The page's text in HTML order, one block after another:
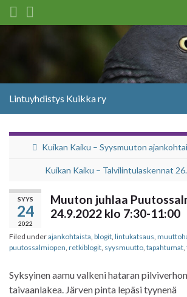
Lintuyhdistys Kuikka ry
Kuikan Kaiku – Syysmuuton
Kuikan Kaiku – Talvilintulaskennat
SYYS
24
2022
Muuton juhlaa
24.9.2022 klo 7:30-11:00
Filed underajankohtaista blogit lintukatsaus
puutossalmiopen retkiblogit syysmuutto tapahtumat
Syksyinen aamu valkeni hataran
taivaanlakea. Järven pinta lepäsi tyynenä